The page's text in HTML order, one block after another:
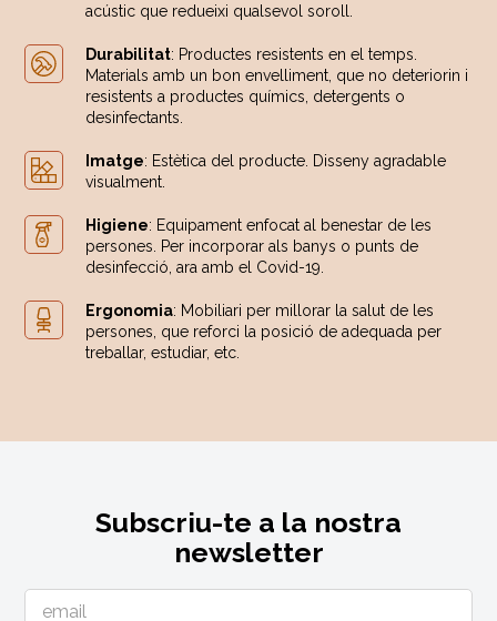
acústic que redueixi qualsevol soroll.
Durabilitat: Productes resistents en el temps.
Materials amb un bon envelliment, que no deteriorin i
resistents a productes químics, detergents o
desinfectants.
Imatge: Estètica del producte. Disseny agradable
visualment.
Higiene: Equipament enfocat al benestar de les
persones. Per incorporar als banys o punts de
desinfecció, ara amb el Covid-19.
Ergonomia: Mobiliari per millorar la salut de les
persones, que reforci la posició de adequada per
treballar, estudiar, etc.
Subscriu-te a la nostra
newsletter